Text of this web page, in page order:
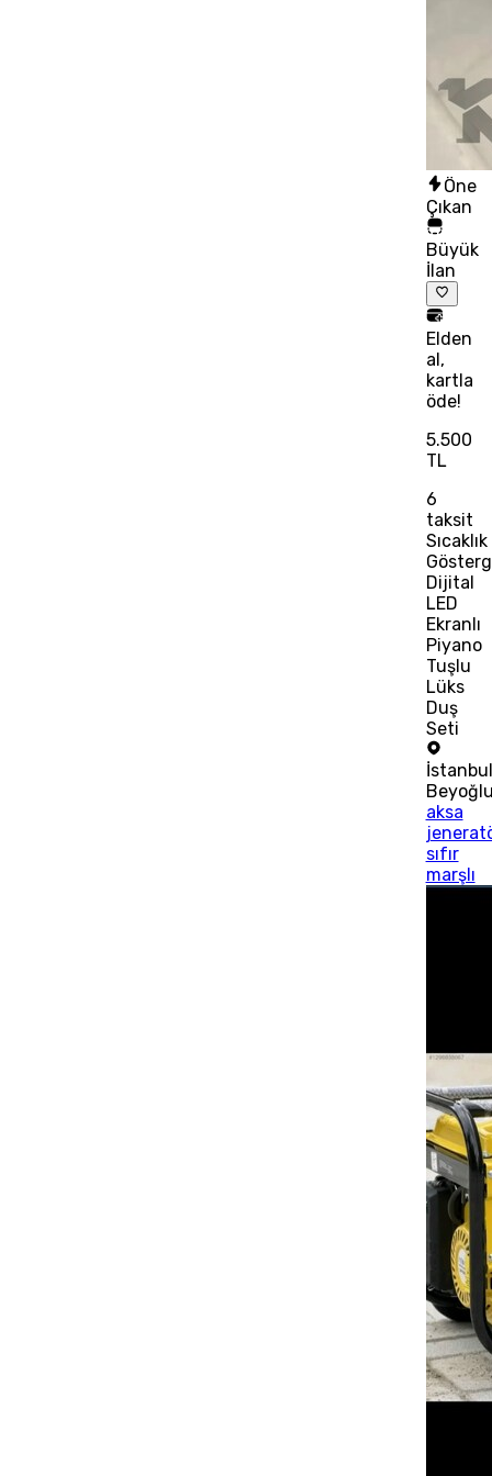
Öne
Çıkan
Büyük
İlan
Elden
al,
kartla
öde!
5.500
TL
6
taksit
Sıcaklık
Dijital
LED
Ekranlı
Piyano
Tuşlu
Lüks
Duş
Seti
İstanbul
aksa
sıfır
marşlı